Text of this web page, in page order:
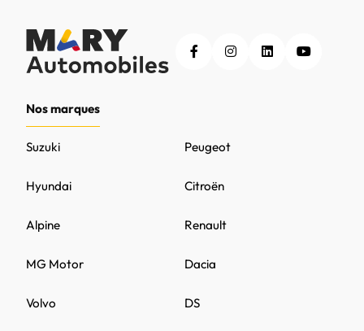
Nos marques
Peugeot
DS
MG Motor
Citroën
Volvo
Renault
Hyundai
Dacia
Alpine
Suzuki